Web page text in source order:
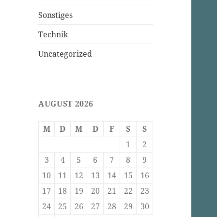
Sonstiges
Technik
Uncategorized
AUGUST 2026
M D M D F S
S
1
2
3
4 5 6 7 8
9
10
11 12 13 14 15
16
17
18 19 20 21 22
23
24
25 26 27 28 29
30